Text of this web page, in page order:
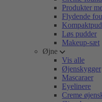
Produkter
Flydende
Løs pudder
Makeup-sæt
Øjne
Vis alle
Øjenskygger
Mascaraer
Eyelinere
Creme